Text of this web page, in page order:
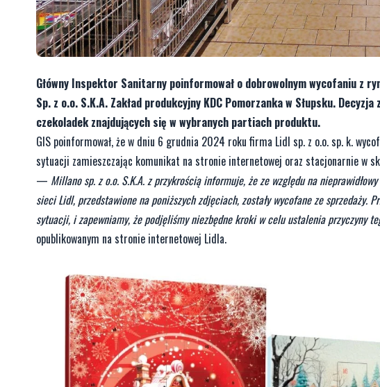
Główny Inspektor Sanitarny poinformował o dobrowolnym wycofaniu z
Sp. z o.o. S.K.A. Zakład produkcyjny KDC Pomorzanka w Słupsku.
czekoladek znajdujących się w wybranych partiach produktu.
GIS poinformował, że w dniu 6 grudnia 2024 roku firma Lidl sp. z o.o. sp. k.
sytuacji zamieszczając komunikat na stronie internetowej oraz stacjonarnie w
— Millano sp. z o.o. S.K.A. z przykrością informuje, że ze względu na
sieci Lidl, przedstawione na poniższych zdjęciach, zostały wycofane ze
sytuacji, i zapewniamy, że podjęliśmy niezbędne kroki w celu ustalenia przyczyny
opublikowanym na stronie internetowej Lidla.